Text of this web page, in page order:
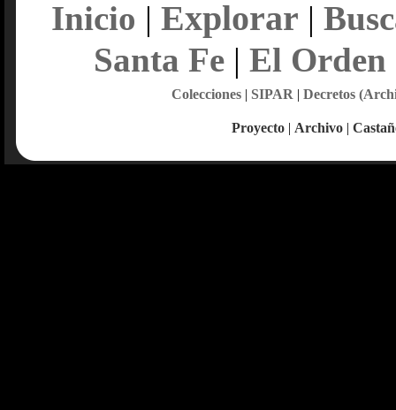
Inicio | Explorar |
Santa Fe| El Orden
Colecciones| SIPAR | Decretos
Proyecto | Archivo |